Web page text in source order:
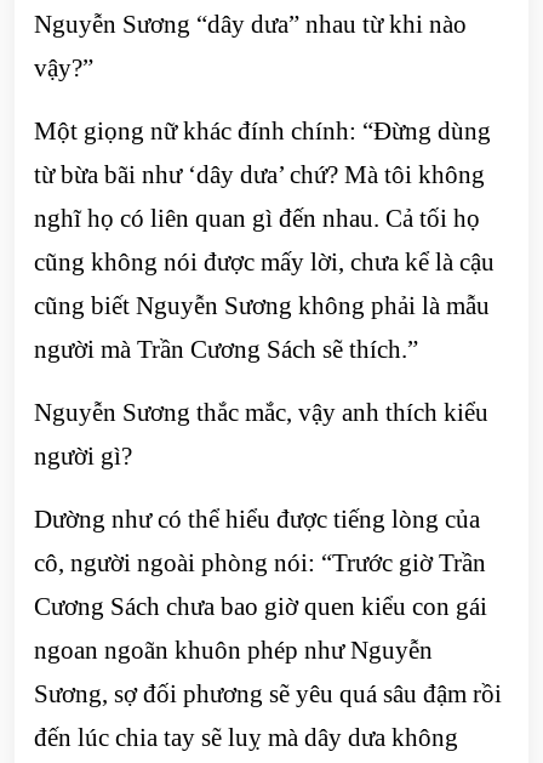
Nguyễn Sương “dây dưa” nhau từ khi nào
vậy?”
Một giọng nữ khác đính chính: “Đừng dùng
từ bừa bãi như ‘dây dưa’ chứ? Mà tôi không
nghĩ họ có liên quan gì đến nhau. Cả tối họ
cũng không nói được mấy lời, chưa kể là cậu
cũng biết Nguyễn Sương không phải là mẫu
người mà Trần Cương Sách sẽ thích.”
Nguyễn Sương thắc mắc, vậy anh thích kiểu
người gì?
Dường như có thể hiểu được tiếng lòng của
cô, người ngoài phòng nói: “Trước giờ Trần
Cương Sách chưa bao giờ quen kiểu con gái
ngoan ngoãn khuôn phép như Nguyễn
Sương, sợ đối phương sẽ yêu quá sâu đậm rồi
đến lúc chia tay sẽ luỵ mà dây dưa không